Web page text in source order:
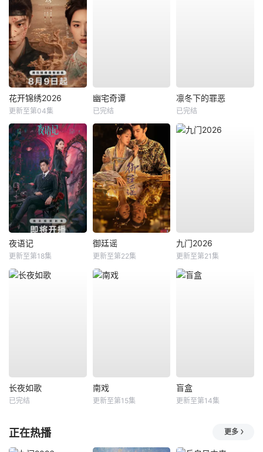
花开锦绣2026
更新至第04集
幽宅奇谭
已完结
凛冬下的罪恶
已完结
夜语记
更新至第18集
御廷谣
更新至第22集
九门2026
更新至第21集
长夜如歌
已完结
南戏
更新至第15集
盲盒
更新至第14集
正在热播 更多